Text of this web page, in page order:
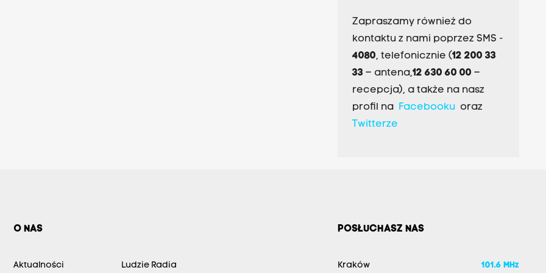
Zapraszamy również do
kontaktu z nami poprzez SMS -
4080, telefonicznie (12 200 33
33– antena,12 630 60 00 –
recepcja), a także na nasz
profil na Facebookuoraz
Twitterze
O NAS
Aktualności Ludzie Radia
POSŁUCHASZ NAS
Kraków 101.6 MHz